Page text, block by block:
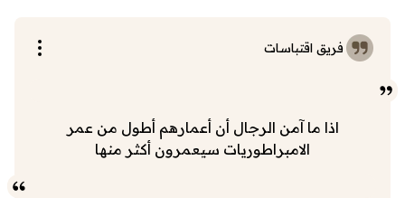
فريق اقتباسات
اذا ما آمن الرجال أن أعمارهم أطول من عمر
الامبراطوريات سيعمرون أكثر منها